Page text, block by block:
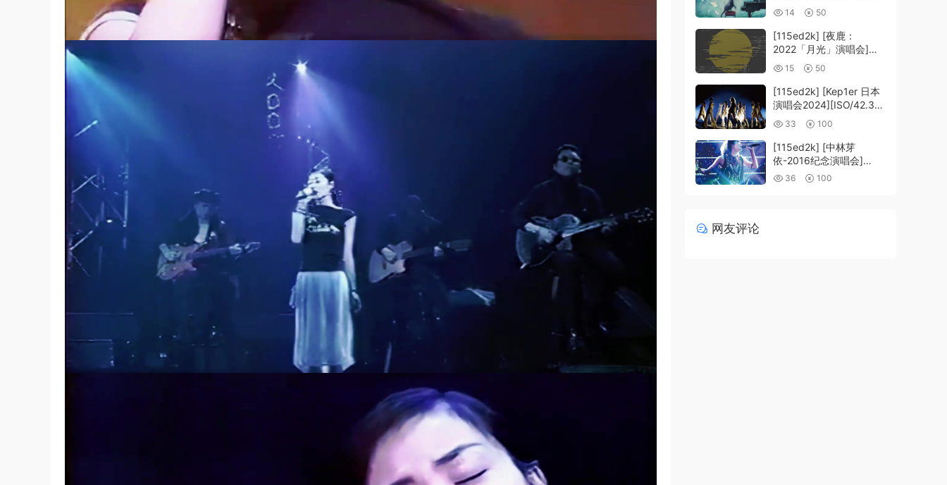
唱会][MKV/22.20 GiB]
[1080p.BluRay.FLAC2.0
.x264]
14 50
[115ed2k] [夜鹿：
2022「月光」演唱会]
[MKV/14.65 GiB]
[1080p.BluRay.FLAC2.0
.x264]
15 50
[115ed2k] [Kep1er 日本
演唱会2024][ISO/42.36
GiB]33 100
[115ed2k] [中林芽
依-2016纪念演唱会]
[ISO/39.58 GiB]
36 100
网友评论